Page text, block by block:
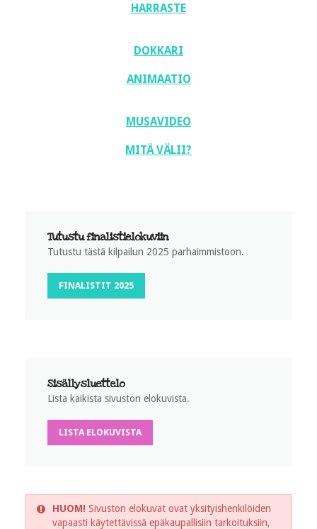
HARRASTE
DOKKARI
ANIMAATIO
MUSAVIDEO
MITÄ VÄLII?
Tutustu finalistielokuviin
Tutustu tästä kilpailun 2025 parhaimmistoon.
FINALISTIT 2025
Sisällysluettelo
Lista kaikista sivuston elokuvista.
LISTA ELOKUVISTA
HUOM! Sivuston elokuvat ovat yksityishenkilöiden
vapaasti käytettävissä epäkaupallisiin tarkoituksiin,